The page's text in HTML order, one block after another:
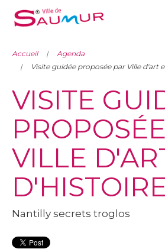
Accueil
Agenda
Visite guidée proposée par Ville d'art
VISITE
VILLE
Nantilly secrets troglos